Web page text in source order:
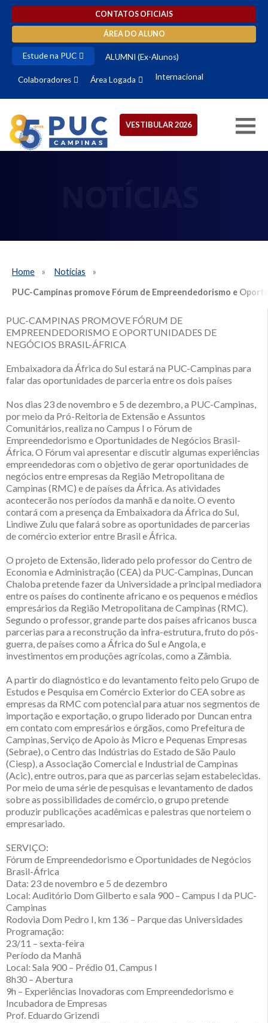
CONTATOS OFICIAIS
ÁREA DO ALUNO
Estude na PUC ALUMNI (Ex-Alunos)
Colaboradores Área Logada Internacional
VESTIBULAR 2026
Home
Notícias
PUC-Campinas promove Fórum de Empreendedorismo e
PUC-CAMPINAS PROMOVE FÓRUM DE
EMPREENDEDORISMO E OPORTUNIDADES DE
NEGÓCIOS BRASIL-ÁFRICA
Embaixadora da África do Sul estará na PUC-Campinas para
falar das oportunidades de parceria entre os dois países
Nos dias 23 de novembro e 5 de dezembro, a PUC-Campinas,
por meio da Pró-Reitoria de Extensão e Assuntos
Comunitários, realiza no Campus I o Fórum de
Empreendedorismo e Oportunidades de Negócios Brasil-
África. O Fórum vai apresentar e discutir algumas experiências
empreendedoras com o objetivo de gerar oportunidades de
negócios entre empresas da Região Metropolitana de
Campinas (RMC) e de países da África. As atividades
acontecerão nos períodos da manhã e da noite. O evento
contará com a presença da Embaixadora da África do Sul,
Lindiwe Zulu que falará sobre as oportunidades de parcerias
de comércio exterior entre Brasil e África.
O projeto de Extensão, liderado pelo professor do Centro de
Economia e Administração (CEA) da PUC-Campinas, Duncan
Chaloba pretende fazer da Universidade a principal mediadora
entre os países do continente africano e os pequenos e médios
empresários da Região Metropolitana de Campinas (RMC).
Segundo o professor, grande parte dos países africanos busca
parcerias para a reconstrução da infra-estrutura, fruto do pós-
guerra, de países como a África do Sul e Angola, e
investimentos em produções agrícolas, como a Zâmbia.
A partir do diagnóstico e do levantamento feito pelo Grupo de
Estudos e Pesquisa em Comércio Exterior do CEA sobre as
empresas da RMC com potencial para atuar nos segmentos de
importação e exportação, o grupo liderado por Duncan entra
em contato com empresários e órgãos, como Prefeitura de
Campinas, Serviço de Apoio às Micro e Pequenas Empresas
(Sebrae), o Centro das Indústrias do Estado de São Paulo
(Ciesp), a Associação Comercial e Industrial de Campinas
(Acic), entre outros, para que as parcerias sejam estabelecidas.
Por meio de uma série de pesquisas e levantamento de dados
sobre as possibilidades de comércio, o grupo pretende
produzir publicações acadêmicas e palestras que norteiem o
empresariado.
SERVIÇO:
Fórum de Empreendedorismo e Oportunidades de Negócios
Brasil-África
Data: 23 de novembro e 5 de dezembro
Local: Auditório Dom Gilberto e sala 900 – Campus I da PUC-
Campinas
Rodovia Dom Pedro I, km 136 – Parque das Universidades
Programação:
23/11 – sexta-feira
Período da Manhã
Local: Sala 900 – Prédio 01, Campus I
8h30 – Abertura
9h – Experiências Inovadoras com Empreendedorismo e
Incubadora de Empresas
Prof. Eduardo Grizendi